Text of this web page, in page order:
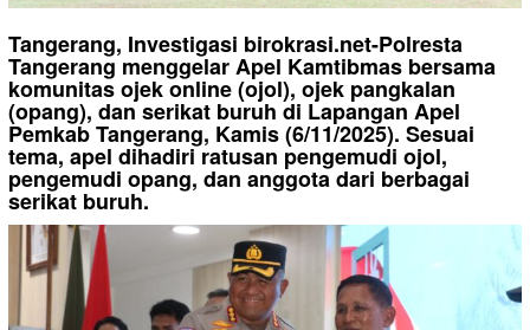
Tangerang, Investigasi birokrasi.net-Polresta
Tangerang menggelar Apel Kamtibmas bersama
komunitas ojek online (ojol), ojek pangkalan
(opang), dan serikat buruh di Lapangan Apel
Pemkab Tangerang, Kamis (6/11/2025). Sesuai
tema, apel dihadiri ratusan pengemudi ojol,
pengemudi opang, dan anggota dari berbagai
serikat buruh.